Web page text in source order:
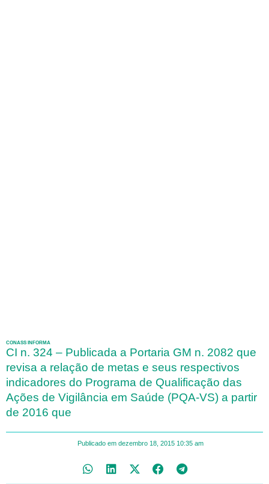
CONASS INFORMA
CI n. 324 – Publicada a Portaria GM n. 2082 que
revisa a relação de metas e seus respectivos
indicadores do Programa de Qualificação das
Ações de Vigilância em Saúde (PQA-VS) a partir
de 2016 que
Publicado em dezembro 18, 2015 10:35 am